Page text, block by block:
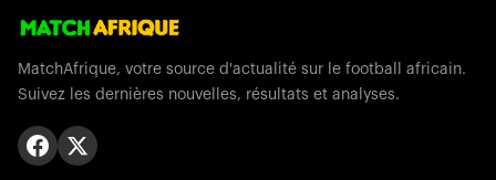
MatchAfrique, votre source d'actualité sur le football africain.
Suivez les dernières nouvelles, résultats et analyses.